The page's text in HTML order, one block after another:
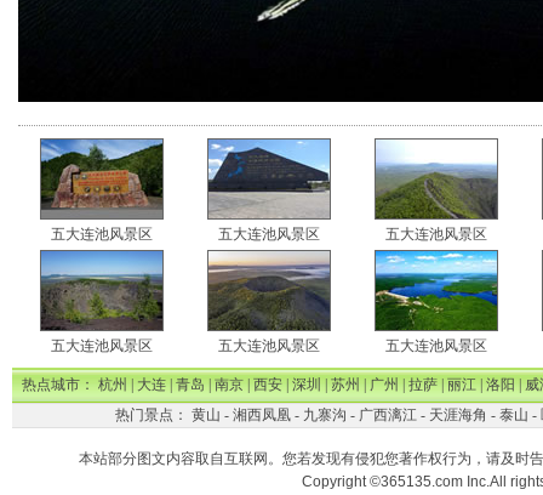
五大连池风景区 五大连池风景区 五大连池风景区
五大连池风景区 五大连池风景区 五大连池风景区
热点城市：杭州|大连|青岛|南京|西安|深圳|苏州|广州|拉萨|丽江|洛阳|威
热门景点： 黄山 - 湘西凤凰- 九寨沟 - 广西漓江- 天涯海角 - 泰山 -
本站部分图文内容取自互联网。您若发现有侵犯您著作权行为，请及时
Copyright ©365135.com Inc.All